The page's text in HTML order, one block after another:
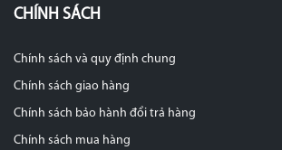
CHÍNH SÁCH
Chính sách và quy định chung
Chính sách giao hàng
Chính sách bảo hành đổi trả hàng
Chính sách mua hàng